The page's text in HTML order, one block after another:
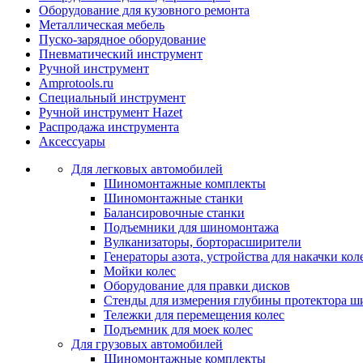
Оборудование для кузовного ремонта
Металлическая мебель
Пуско-зарядное оборудование
Пневматический инструмент
Ручной инструмент
Amprotools.ru
Специальный инструмент
Ручной инструмент Hazet
Распродажа инструмента
Аксессуары
Для легковых автомобилей
Шиномонтажные комплекты
Шиномонтажные станки
Балансировочные станки
Подъемники для шиномонтажа
Вулканизаторы, борторасширители
Генераторы азота, устройства для накачки
Мойки колес
Оборудование для правки дисков
Стенды для измерения глубины протектора
Тележки для перемещения колес
Подъемник для моек колеc
Для грузовых автомобилей
Шиномонтажные комплекты